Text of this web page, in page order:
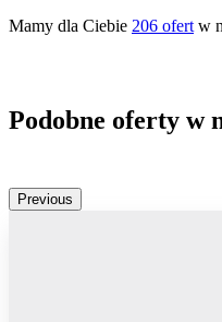
Mamy dla Ciebie 206 ofert w
Podobne oferty w
Previous